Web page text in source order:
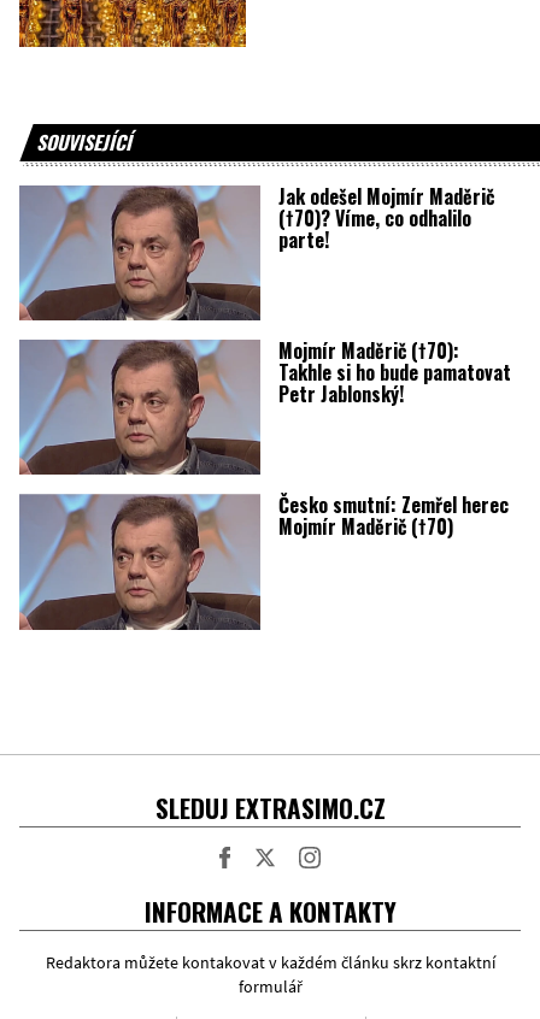
SOUVISEJÍCÍ
Jak odešel Mojmír Maděrič
(†70)? Víme, co odhalilo
parte!
Mojmír Maděrič (†70):
Takhle si ho bude pamatovat
Petr Jablonský!
Česko smutní: Zemřel herec
Mojmír Maděrič (†70)
SLEDUJ EXTRASIMO.CZ
INFORMACE A KONTAKTY
Redaktora můžete kontakovat v každém článku skrz kontaktní
formulář